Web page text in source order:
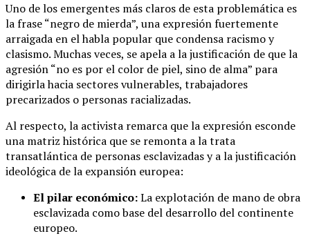
Uno de los emergentes más claros de esta problemática es
la frase “negro de mierda”, una expresión fuertemente
arraigada en el habla popular que condensa racismo y
clasismo. Muchas veces, se apela a la justificación de que la
agresión “no es por el color de piel, sino de alma” para
dirigirla hacia sectores vulnerables, trabajadores
precarizados o personas racializadas.
Al respecto, la activista remarca que la expresión esconde
una matriz histórica que se remonta a la trata
transatlántica de personas esclavizadas y a la justificación
ideológica de la expansión europea:
El pilar económico:La explotación de mano de obra
esclavizada como base del desarrollo del continente
europeo.